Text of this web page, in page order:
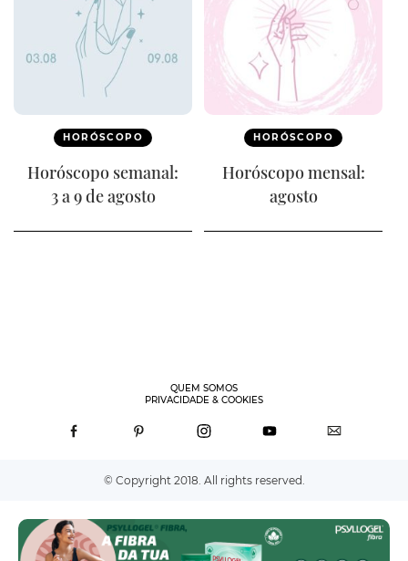
HORÓSCOPO
Horóscopo semanal:
3 a 9 de agosto
HORÓSCOPO
Horóscopo mensal:
agosto
QUEM SOMOS
PRIVACIDADE & COOKIES
© Copyright 2018. All rights reserved.